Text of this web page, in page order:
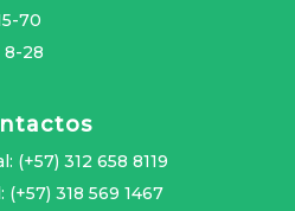
70
8-28
(+57) 312 658 8119
318 569 1467